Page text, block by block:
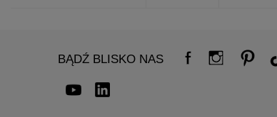
BĄDŹ BLISKO NAS